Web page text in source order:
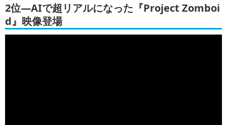
2位―AIで超リアルになった『Project Zomboi
d』映像登場